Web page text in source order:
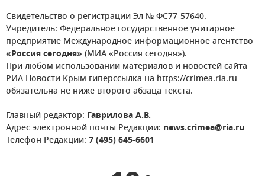
Свидетельство о регистрации Эл № ФС77-57640.
Учредитель: Федеральное государственное унитарное
предприятие Международное информационное агентство
«Россия сегодня» (МИА «Россия сегодня»).
При любом использовании материалов и новостей сайта
РИА Новости Крым гиперссылка на https://crimea.ria.ru
обязательна не ниже второго абзаца текста.
Главный редактор: Гаврилова А.В.
Адрес электронной почты Редакции: news.crimea@ria.ru
Телефон Редакции: 7 (495) 645-6601